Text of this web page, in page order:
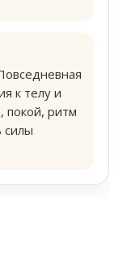
к телу и
покой, ритм
силы